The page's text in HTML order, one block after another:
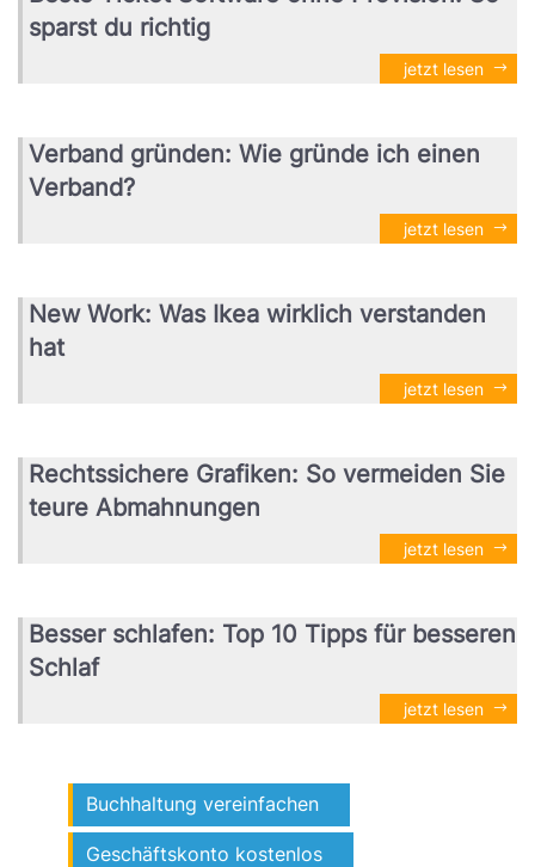
sparst du richtig
jetzt lesen
Verband gründen: Wie gründe ich einen
Verband?
jetzt lesen
New Work: Was Ikea wirklich verstanden
hat
jetzt lesen
Rechtssichere Grafiken: So vermeiden Sie
teure Abmahnungen
jetzt lesen
Besser schlafen: Top 10 Tipps für besseren
Schlaf
jetzt lesen
Buchhaltung vereinfachen
Geschäftskonto kostenlos